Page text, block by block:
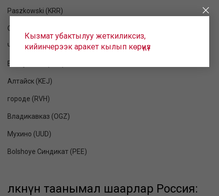
Paszkowski (KRR)
Оренбург (REN)
Чита (HTA)
Emelyanovo (KJA)
Алтайск (KEJ)
городе (RVH)
Владикавказ (OGZ)
Мухино (UUD)
Bolshoye Синдикат (PEE)
өлкөнүн таанымал шаарлар Россия:
Кызмат убактылуу жеткиликсиз,
кийинчерээк аракет кылып көрүңүз